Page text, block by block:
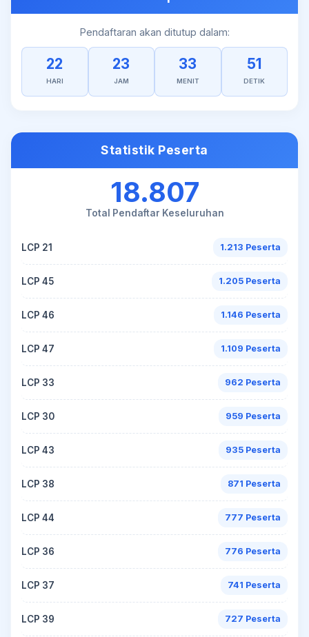
Pendaftaran akan ditutup dalam:
22
HARI
23
JAM
33
MENIT
51
DETIK
Statistik Peserta
18.807
Total Pendaftar Keseluruhan
LCP 21 1.213 Peserta
LCP 45 1.205 Peserta
LCP 46 1.146 Peserta
LCP 47 1.109 Peserta
LCP 33 962 Peserta
LCP 30 959 Peserta
LCP 43 935 Peserta
LCP 38 871 Peserta
LCP 44 777 Peserta
LCP 36 776 Peserta
LCP 37 741 Peserta
LCP 39 727 Peserta